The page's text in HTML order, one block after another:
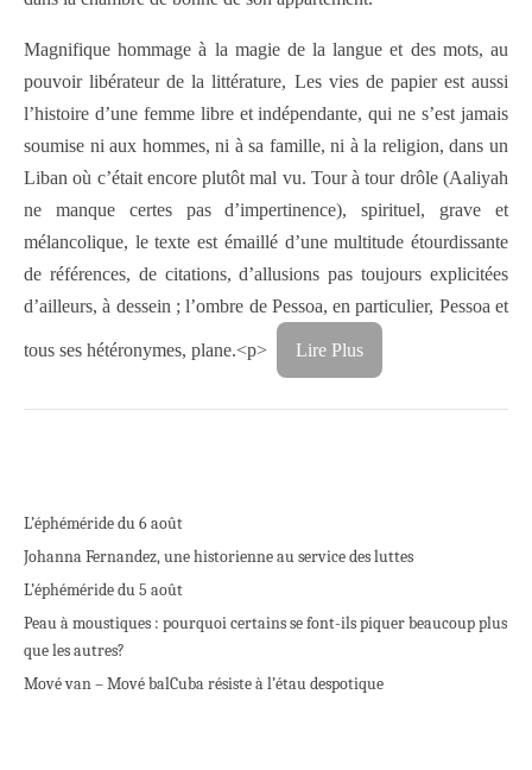
Magnifique hommage à la magie de la langue et des mots, au
pouvoir libérateur de la littérature, Les vies de papier est aussi
l’histoire d’une femme libre et indépendante, qui ne s’est jamais
soumise ni aux hommes, ni à sa famille, ni à la religion, dans un
Liban où c’était encore plutôt mal vu. Tour à tour drôle (Aaliyah
ne manque certes pas d’impertinence), spirituel, grave et
mélancolique, le texte est émaillé d’une multitude étourdissante
de références, de citations, d’allusions pas toujours explicitées
d’ailleurs, à dessein ; l’ombre de Pessoa, en particulier, Pessoa et
tous ses hétéronymes, plane.<p> Lire Plus
L’éphéméride du 6 août
Johanna Fernandez, une historienne au service des luttes
L’éphéméride du 5 août
Peau à moustiques : pourquoi certains se font-ils piquer beaucoup plus
que les autres?
Mové van – Mové balCuba résiste à l’étau despotique